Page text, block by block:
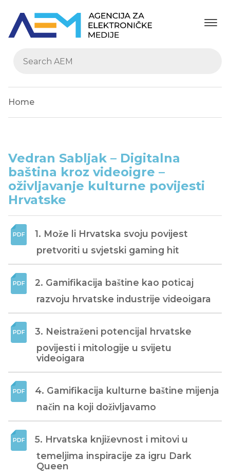
Home
Vedran Sabljak – Digitalna
baština kroz videoigre –
oživljavanje kulturne povijesti
Hrvatske
1. Može li Hrvatska svoju povijest
pretvoriti u svjetski gaming hit
2. Gamifikacija baštine kao poticaj
razvoju hrvatske industrije videoigara
3. Neistraženi potencijal hrvatske
povijesti i mitologije u svijetu
videoigara
4. Gamifikacija kulturne baštine mijenja
način na koji doživljavamo
5. Hrvatska književnost i mitovi u
temeljima inspiracije za igru Dark
Queen